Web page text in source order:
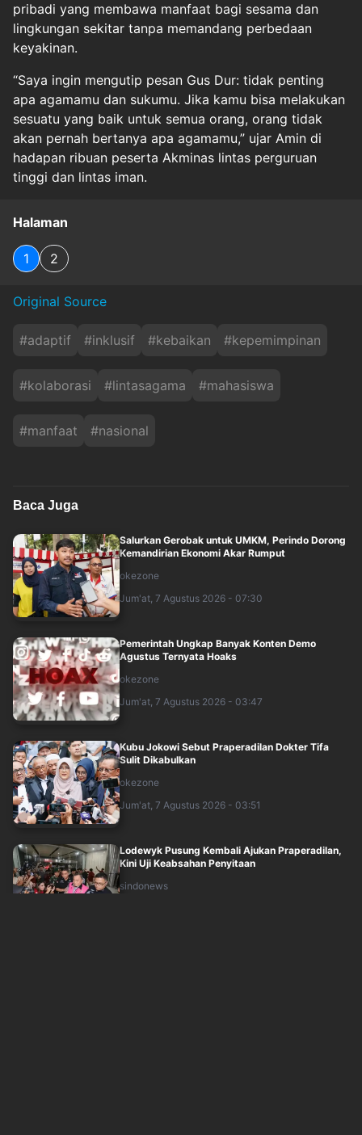
pribadi yang membawa manfaat bagi sesama dan
lingkungan sekitar tanpa memandang perbedaan
keyakinan.
“Saya ingin mengutip pesan Gus Dur: tidak penting
apa agamamu dan sukumu. Jika kamu bisa melakukan
sesuatu yang baik untuk semua orang, orang tidak
akan pernah bertanya apa agamamu,” ujar Amin di
hadapan ribuan peserta Akminas lintas perguruan
tinggi dan lintas iman.
Halaman
1 2
Original Source
#adaptif #inklusif #kebaikan #kepemimpinan
#kolaborasi #lintasagama #mahasiswa
#manfaat #nasional
Baca Juga
Salurkan Gerobak untuk UMKM, Perindo Dorong
Kemandirian Ekonomi Akar Rumput
okezone
Jum'at, 7 Agustus 2026 - 07:30
Pemerintah Ungkap Banyak Konten Demo
Agustus Ternyata Hoaks
okezone
Jum'at, 7 Agustus 2026 - 03:47
Kubu Jokowi Sebut Praperadilan Dokter Tifa
Sulit Dikabulkan
okezone
Jum'at, 7 Agustus 2026 - 03:51
Lodewyk Pusung Kembali Ajukan Praperadilan,
Kini Uji Keabsahan Penyitaan
sindonews